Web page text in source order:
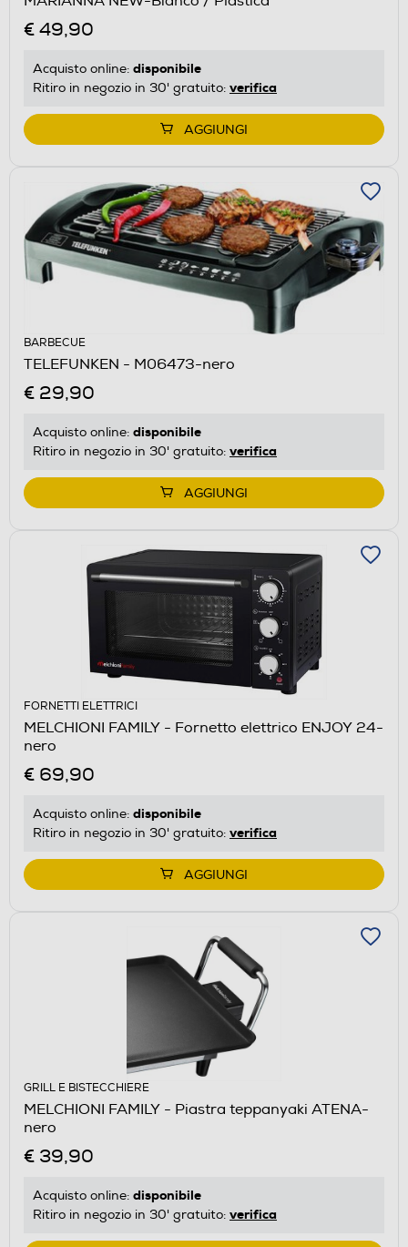
€ 49,90
Acquisto online: disponibile
Ritiro in negozio in 30' gratuito: verifica
AGGIUNGI
BARBECUE
TELEFUNKEN - M06473-nero
€ 29,90
Acquisto online: disponibile
Ritiro in negozio in 30' gratuito: verifica
AGGIUNGI
FORNETTI ELETTRICI
MELCHIONI FAMILY - Fornetto elettrico ENJOY 24-
nero
€ 69,90
Acquisto online: disponibile
Ritiro in negozio in 30' gratuito: verifica
AGGIUNGI
GRILL E BISTECCHIERE
MELCHIONI FAMILY - Piastra teppanyaki ATENA-
nero
€ 39,90
Acquisto online: disponibile
Ritiro in negozio in 30' gratuito: verifica